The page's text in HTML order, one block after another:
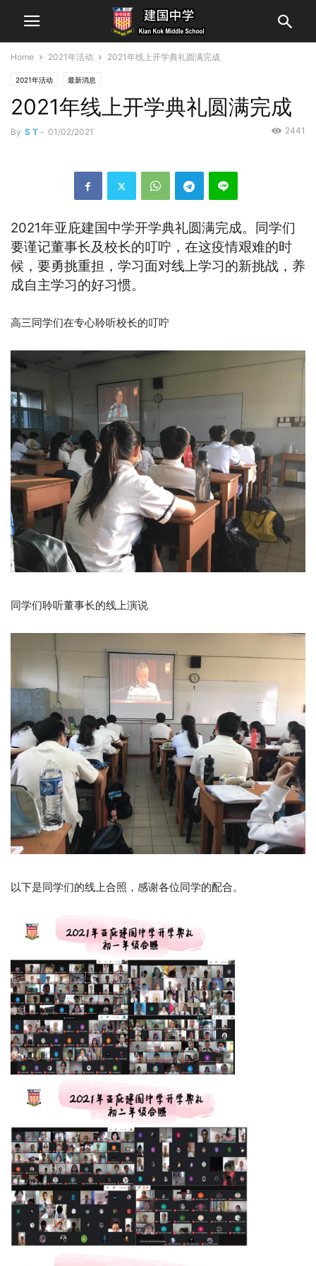
Home 2021年活动 2021年线上开学典礼圆满完成
2021年活动 最新消息
2021年线上开学典礼圆满完成
By S T - 01/02/2021 2441
2021年亚庇建国中学开学典礼圆满完成。同学们
要谨记董事长及校长的叮咛，在这疫情艰难的时
候，要勇挑重担，学习面对线上学习的新挑战，养
成自主学习的好习惯。
高三同学们在专心聆听校长的叮咛
同学们聆听董事长的线上演说
以下是同学们的线上合照，感谢各位同学的配合。